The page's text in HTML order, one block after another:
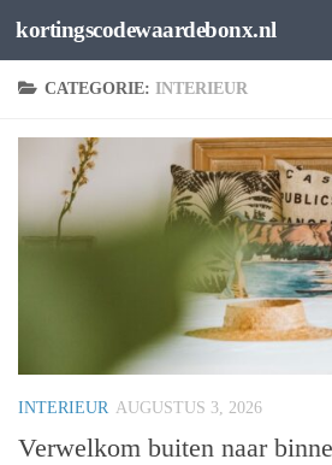
Spring naar de inhoud
kortingscodewaardebonx.nl
CATEGORIE: INTERIEUR
INTERIEUR AUGUSTUS 3, 2026
Verwelkom buiten naar